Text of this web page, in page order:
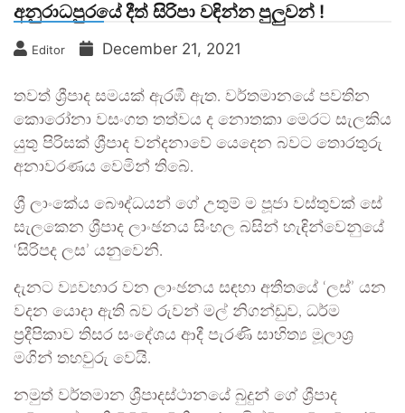
අනුරාධපුරයේ දීත් සිරිපා වඳින්න පුලුවන් !
Editor December 21, 2021
තවත් ශ්‍රීපාද සමයක් ඇරඹී ඇත. වර්තමානයේ පවතින
කොරෝනා වසංගත තත්වය ද නොතකා මෙරට සැලකිය
යුතු පිරිසක් ශ්‍රීපාද වන්දනාවේ යෙදෙන බවට තොරතුරු
අනාවරණය වෙමින් තිබේ.
ශ්‍රී ලාංකේය බෞද්ධයන් ගේ උතුම් ම පූජා වස්තුවක් සේ
සැලකෙන ශ්‍රීපාද ලාංඡනය සිංහල බසින් හැඳින්වෙනුයේ
‘සිරිපද ලස’ යනුවෙනි.
දැනට ව්‍යවහාර වන ලාංඡනය සඳහා අතීතයේ ‘ලස්’ යන
වදන යොදා ඇති බව රුවන් මල් නිගන්ඩුව, ධර්ම
ප්‍රදීපිකාව තිසර සංදේශය ආදී පැරණි සාහිත්‍ය මූලාශ්‍ර
මගින් තහවුරු වෙයි.
නමුත් වර්තමාන ශ්‍රීපාදස්ථානයේ බුදුන් ගේ ශ්‍රීපාද